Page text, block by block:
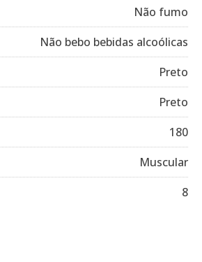
Não fumo
Não bebo bebidas alcoólicas
Preto
Preto
180
Muscular
8